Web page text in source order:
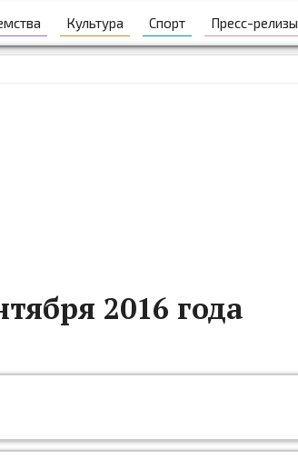
Культура Спорт Пресс-релизы
2016 года